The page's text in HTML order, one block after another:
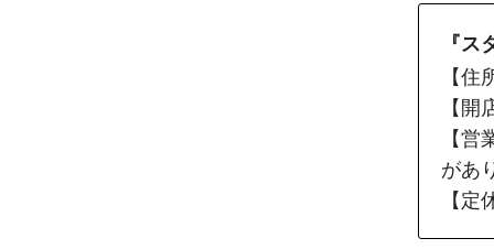
『
【
【開
【
があ
【定